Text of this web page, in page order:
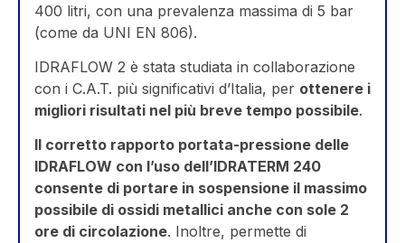
400 litri, con una prevalenza massima di 5 bar
(come da UNI EN 806).
IDRAFLOW 2 è stata studiata in collaborazione
con i C.A.T. più significativi d’Italia, per ottenere i
migliori risultati nel più breve tempo possibile.
Il corretto rapporto portata-pressione delle
IDRAFLOW con l’uso dell’IDRATERM 240
consente di portare in sospensione il massimo
possibile di ossidi metallici anche con sole 2
ore di circolazione. Inoltre, permette di